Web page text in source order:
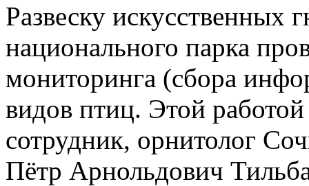
Развеску искусственных
национального парка
мониторинга (сбора
видов птиц. Этой
сотрудник, орнитолог
Пётр Арнольдович